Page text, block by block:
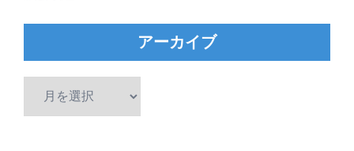
アーカイブ